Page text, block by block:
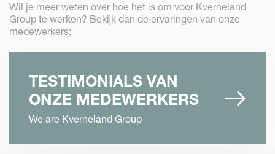
Wil je meer weten over hoe het is om voor Kverneland
Group te werken? Bekijk dan de ervaringen van onze
medewerkers;
TESTIMONIALS VAN
ONZE MEDEWERKERS
We are Kverneland Group